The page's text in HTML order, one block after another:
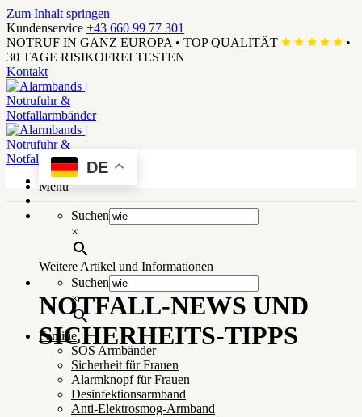
Zum Inhalt springen
Kundenservice +43 660 99 77 301
NOTRUF IN GANZ EUROPA • TOP QUALITÄT
•
30 TAGE RISIKOFREI TESTEN
Kontakt
Menü
Suchen
×
Suchen
×
Familie
SOS Armbänder
Sicherheit für Frauen
Alarmknopf für Frauen
Desinfektionsarmband
Anti-Elektrosmog-Armband
DE
Weitere Artikel und Informationen
NOTFALL-NEWS UND
SICHERHEITS-TIPPS